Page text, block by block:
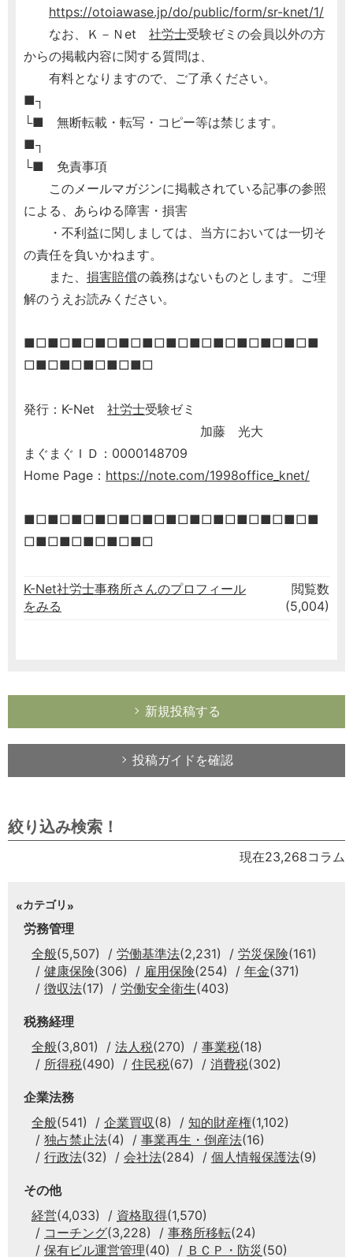
https://otoiawase.jp/do/public/form/sr-knet/1/
なお、Ｋ－Ｎet 社労士受験ゼミの会員以外の方
からの掲載内容に関する質問は、
有料となりますので、ご了承ください。
■┐
└■ 無断転載・転写・コピー等は禁じます。
■┐
└■ 免責事項
このメールマガジンに掲載されている記事の参照
による、あらゆる障害・損害
・不利益に関しましては、当方においては一切そ
の責任を負いかねます。
また、 損害賠償の義務はないものとします。ご理
解のうえお読みください。
■□■□■□■□■□■□■□■□■□■□■□■□■
□■□■□■□■□■□
発行：K-Net 社労士受験ゼミ
加藤 光大
まぐまぐＩＤ：0000148709
Home Page： https://note.com/1998office_knet/
■□■□■□■□■□■□■□■□■□■□■□■□■
□■□■□■□■□■□
K-Net社労士事務所さんのプロフィール
をみる
閲覧数
(5,004)
新規投稿する
投稿ガイドを確認
絞り込み検索！
現在23,268コラム
カテゴリ
労務管理
全般(5,507) 労働基準法(2,231) 労災保険(161)
健康保険(306) 雇用保険(254) 年金(371)
徴収法(17) 労働安全衛生(403)
税務経理
全般(3,801) 法人税(270) 事業税(18)
所得税(490) 住民税(67) 消費税(302)
企業法務
全般(541) 企業買収(8) 知的財産権(1,102)
独占禁止法(4) 事業再生・倒産法(16)
行政法(32) 会社法(284) 個人情報保護法(9)
その他
経営(4,033) 資格取得(1,570)
コーチング(3,228) 事務所移転(24)
保有ビル運営管理(40) ＢＣＰ・防災 (50)